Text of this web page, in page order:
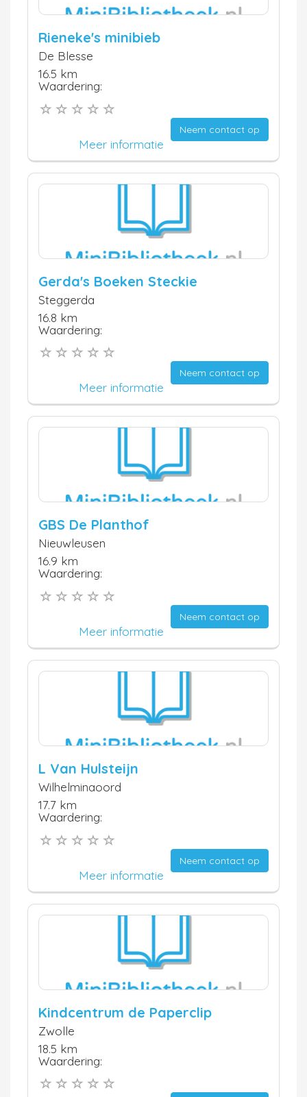
Rieneke's minibieb
De Blesse
16.5 km
Waardering:
Neem contact op
Meer informatie
Gerda's Boeken Steckie
Steggerda
16.8 km
Waardering:
Neem contact op
Meer informatie
GBS De Planthof
Nieuwleusen
16.9 km
Waardering:
Neem contact op
Meer informatie
L Van Hulsteijn
Wilhelminaoord
17.7 km
Waardering:
Neem contact op
Meer informatie
Kindcentrum de Paperclip
Zwolle
18.5 km
Waardering: